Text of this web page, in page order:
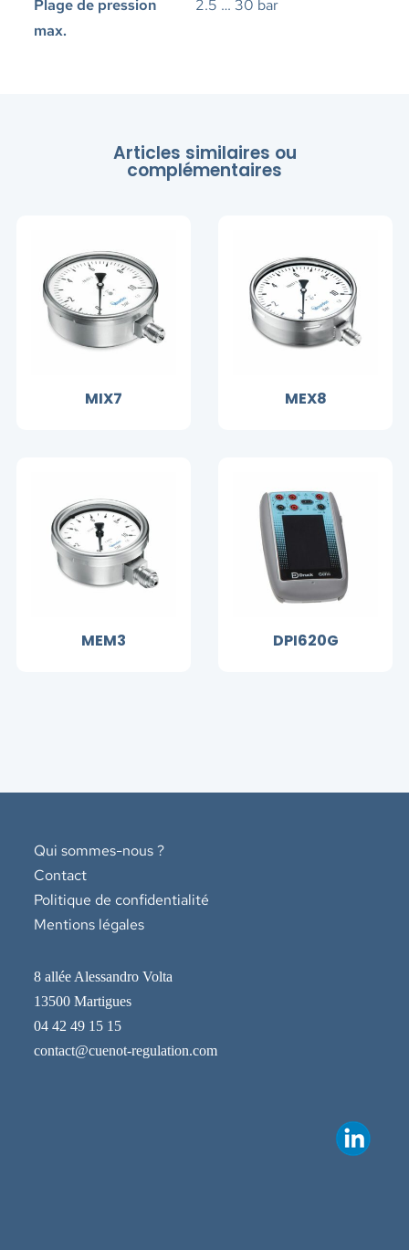
Plage de pression
max.
2.5 … 30 bar
Articles similaires ou
complémentaires
MIX7 MEX8
MEM3 DPI620G
Qui sommes-nous ?
Contact
Politique de confidentialité
Mentions légales
8 allée Alessandro Volta
13500 Martigues
04 42 49 15 15
contact@cuenot-regulation.com